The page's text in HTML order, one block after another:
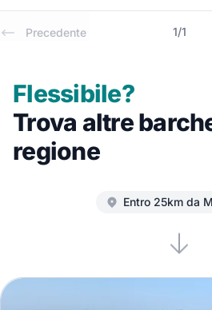
Precedente 1/1
Flessibile?
Trova altre
regione
Entro 25km da